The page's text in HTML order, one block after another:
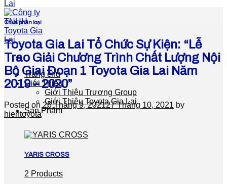
Trang chủ
Giới Thiệu
Giới Thiệu Trương Group
Giới Thiệu Toyota Gia Lai
Sản Phẩm
YARIS CROSS
2 Products
Chưa phân loại
Toyota Gia Lai Tổ Chức Sự Kiện: “Lễ
Trao Giải Chương Trình Chất Lượng Nội
Bộ Giai Đoạn 1 Toyota Gia Lai Năm
2019 – 2020”
Posted on 26 Tháng 9, 202127 Tháng 10, 2021 by
hientoyota